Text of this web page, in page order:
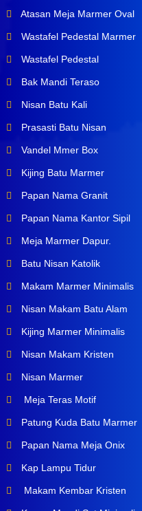
Atasan Meja Marmer Oval
Wastafel Pedestal Marmer
Wastafel Pedestal
Bak Mandi Teraso
Nisan Batu Kali
Prasasti Batu Nisan
Vandel Mmer Box
Kijing Batu Marmer
Papan Nama Granit
Papan Nama Kantor Sipil
Meja Marmer Dapur.
Batu Nisan Katolik
Makam Marmer Minimalis
Nisan Makam Batu Alam
Kijing Marmer Minimalis
Nisan Makam Kristen
Nisan Marmer
Meja Teras Motif
Patung Kuda Batu Marmer
Papan Nama Meja Onix
Kap Lampu Tidur
Makam Kembar Kristen